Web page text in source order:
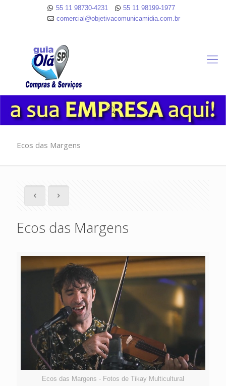
55 11 98730-4231
55 11 98199-1977
comercial@objetivacomunicamidia.com.br
Ecos das Margens
Ecos das Margens
Ecos das Margens - Fotos de Tikay Multicultural